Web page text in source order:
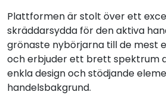
Plattformen är stolt över ett
skräddarsydda för den aktiva
grönaste nybörjarna till de mest
och erbjuder ett brett spektrum
enkla design och stödjande
handelsbakgrund.